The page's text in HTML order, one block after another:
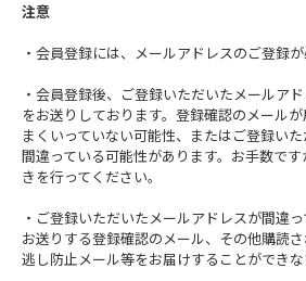
注意
・会員登録には、メールアドレスのご登録が
・会員登録後、ご登録いただいたメールア
をお送りしております。登録確認のメール
まくいっていない可能性、またはご登録い
間違っている可能性があります。お手数で
きを行ってください。
・ご登録いただいたメールアドレスが間違
お送りする登録確認のメール、その他購読
逃し防止メール等をお届けすることができな